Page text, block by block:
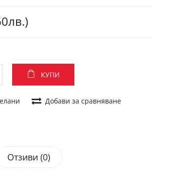
КУПИ
Добави за сравняване
Отзиви (0)